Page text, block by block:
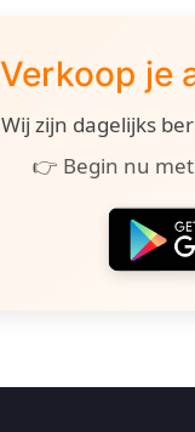
Verkoop je
Wij zijn dagelijks
👉 Begin nu